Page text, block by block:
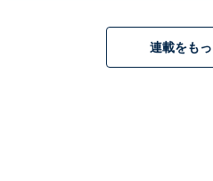
連載をも